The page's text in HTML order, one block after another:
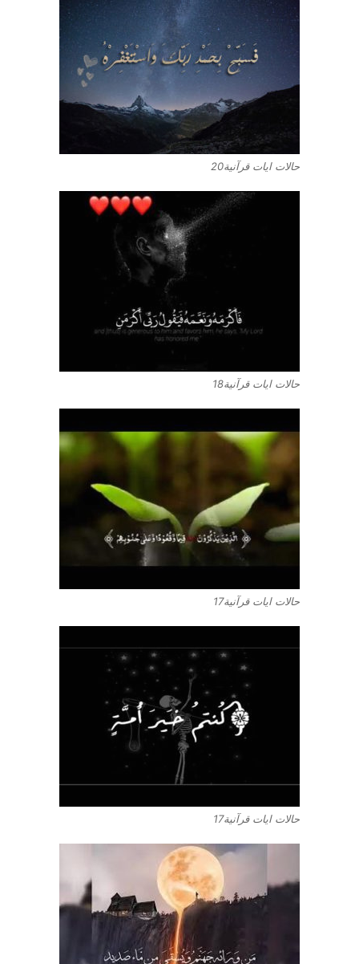
حالات ايات قرآنية20
حالات ايات قرآنية18
حالات ايات قرآنية17
حالات ايات قرآنية17